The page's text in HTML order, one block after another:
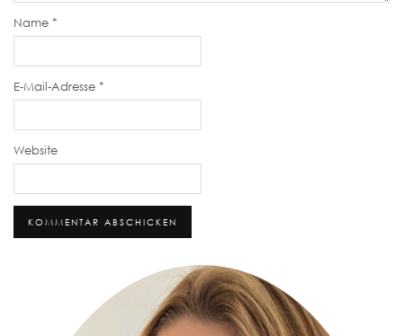
Name *
E-Mail-Adresse *
Website